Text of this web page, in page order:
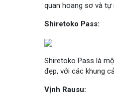
quan hoang sơ và tự
Shiretoko Pass:
Shiretoko Pass là
đẹp, với các khung
Vịnh Rausu: